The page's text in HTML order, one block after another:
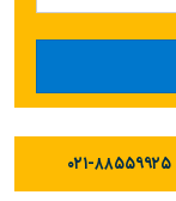
۰۲۱-۸۸۵۵۹۹۲۵